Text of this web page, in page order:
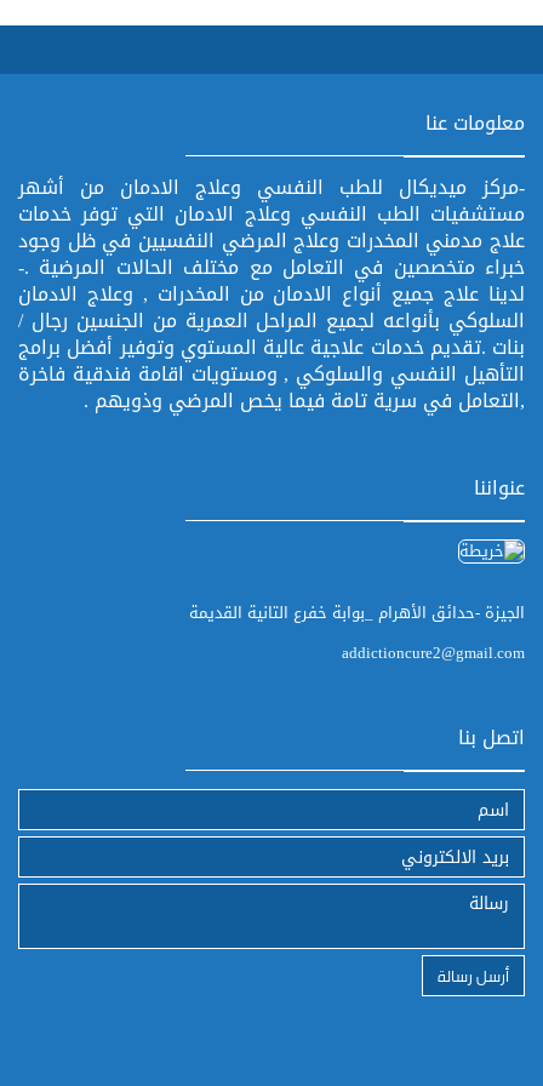
معلومات عنا
-مركز ميديكال للطب النفسي وعلاج الادمان من أشهر
مستشفيات الطب النفسي وعلاج الادمان التي توفر خدمات
علاج مدمني المخدرات وعلاج المرضي النفسيين في ظل وجود
خبراء متخصصين في التعامل مع مختلف الحالات المرضية .-
لدينا علاج جميع أنواع الادمان من المخدرات , وعلاج الادمان
السلوكي بأنواعه لجميع المراحل العمرية من الجنسين رجال /
بنات .تقديم خدمات علاجية عالية المستوي وتوفير أفضل برامج
التأهيل النفسي والسلوكي , ومستويات اقامة فندقية فاخرة
,التعامل في سرية تامة فيما يخص المرضي وذويهم .
عنواننا
الجيزة -حدائق الأهرام _بوابة خفرع التانية القديمة
addictioncure2@gmail.com
اتصل بنا
أرسل رسالة